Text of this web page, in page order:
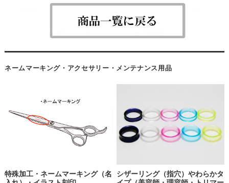
ネームマーキング・アクセサリー・メンテナンス用品
特殊加工・ネームマーキング（名
シザーリング（指穴）やわらかタ